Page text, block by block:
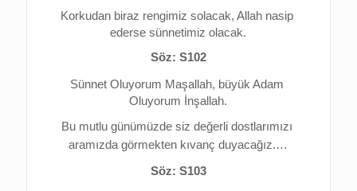
Korkudan biraz rengimiz solacak, Allah nasip
ederse sünnetimiz olacak.
Söz: S102
Sünnet Oluyorum Maşallah, büyük Adam
Oluyorum İnşallah.
Bu mutlu günümüzde siz değerli dostlarımızı
aramızda görmekten kıvanç duyacağız.…
Söz: S103